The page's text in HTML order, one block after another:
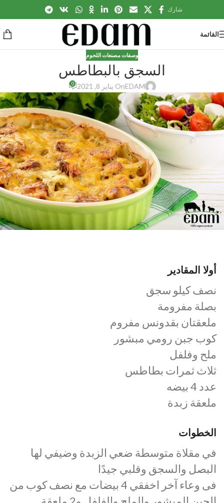
شارك
القائمة
وصفات مصنعات اللحوم
السجق بالبطاطس
EDAMOn يناير 8, 2021 0
أولا المقادير
نصف كيلو سجق
بصلة مفرومة
ملعقتان بقدونس مفروم
كوب جبن رومي مبشور
ملح وفلفل
ثلاث ثمرات بطاطس
عدد 4 بيضه
ملعقة زبدة
الخطوات
في مقلاة متوسطة ضعي الزبدة وضيفي لها
البصل والسجق وقلبي جيدًا
فى وعاء آخر اخفقي 4 بيضات مع نصف كوب من